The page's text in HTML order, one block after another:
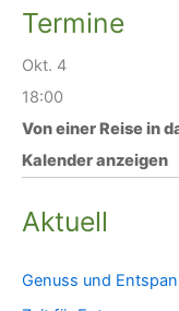
Termine
Okt. 4
18:00
Von einer Reise in
Kalender anzeigen
Aktuell
Genuss und